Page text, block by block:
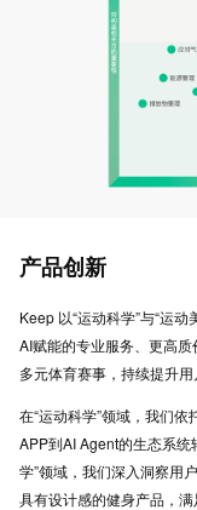
产品创新
Keep 以“运动科学”与“运
AI赋能的专业服务、更高
多元体育赛事，持续提升用
在“运动科学”领域，我们
APP到AI Agent的生态系
学”领域，我们深入洞察用
具有设计感的健身产品，满